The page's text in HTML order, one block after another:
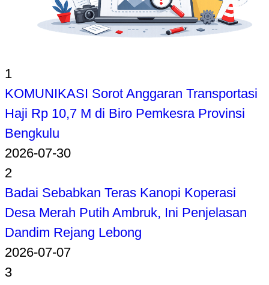
1
KOMUNIKASI Sorot Anggaran Transportasi
Haji Rp 10,7 M di Biro Pemkesra Provinsi
Bengkulu
2026-07-30
2
Badai Sebabkan Teras Kanopi Koperasi
Desa Merah Putih Ambruk, Ini Penjelasan
Dandim Rejang Lebong
2026-07-07
3